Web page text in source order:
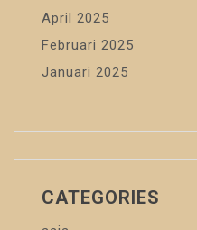
April 2025
Februari 2025
Januari 2025
CATEGORIES